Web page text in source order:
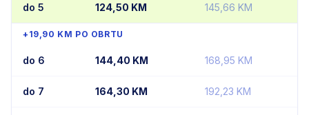
do 5 124,50 KM 145,66 KM
+19,90 KM PO OBRTU
do 6 144,40 KM 168,95 KM
do 7 164,30 KM 192,23 KM